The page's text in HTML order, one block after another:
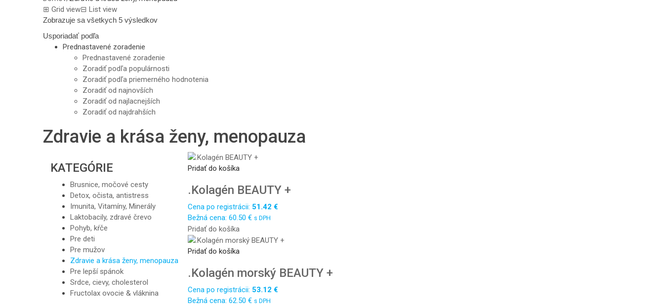
⊞ Grid view⊟ List view
Zobrazuje sa všetkych 5 výsledkov
Usporiadať podľa
Prednastavené zoradenie
Prednastavené zoradenie
Zoradiť podľa populárnosti
Zoradiť podľa priemerného hodnotenia
Zoradiť od najnovších
Zoradiť od najlacnejších
Zoradiť od najdrahších
Zdravie a krása ženy, menopauza
KATEGÓRIE
Brusnice, močové cesty
Detox, očista, antistress
Imunita, Vitamíny, Minerály
Laktobacily, zdravé črevo
Pohyb, kŕče
Pre deti
Pre mužov
Zdravie a krása ženy, menopauza
Pre lepší spánok
Srdce, cievy, cholesterol
Fructolax ovocie & vláknina
Pridať do košíka
.Kolagén BEAUTY +
Cena po registrácii: 51.42 €
Bežná cena: 60.50 € s DPH
Pridať do košíka
Pridať do košíka
.Kolagén morský BEAUTY +
Cena po registrácii: 53.12 €
Bežná cena: 62.50 € s DPH